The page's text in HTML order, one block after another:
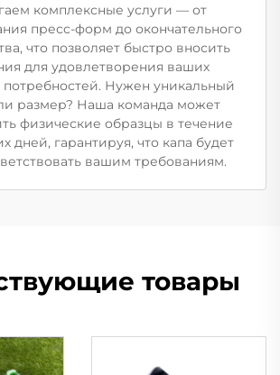
комплексные услуги — от
пресс-форм до окончательного
что позволяет быстро вносить
для удовлетворения ваших
потребностей. Нужен уникальный
размер? Наша команда может
физические образцы в течение
дней, гарантируя, что капа будет
вашим требованиям.
товары